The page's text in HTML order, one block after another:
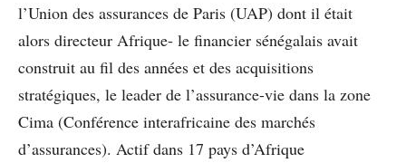
l’Union des assurances de Paris (UAP) dont il était
alors directeur Afrique- le financier sénégalais avait
construit au fil des années et des acquisitions
stratégiques, le leader de l’assurance-vie dans la zone
Cima (Conférence interafricaine des marchés
d’assurances). Actif dans 17 pays d’Afrique